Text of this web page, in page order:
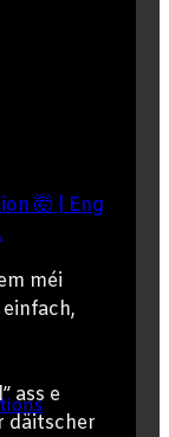
🤯 | Eng
méi
ass e
däitscher